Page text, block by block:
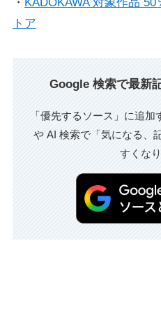
・ KADOKAWA 対象作品
トア
Google 検索で最新
「優先するソース」に追
や AI 検索で「気になる、
すくなり